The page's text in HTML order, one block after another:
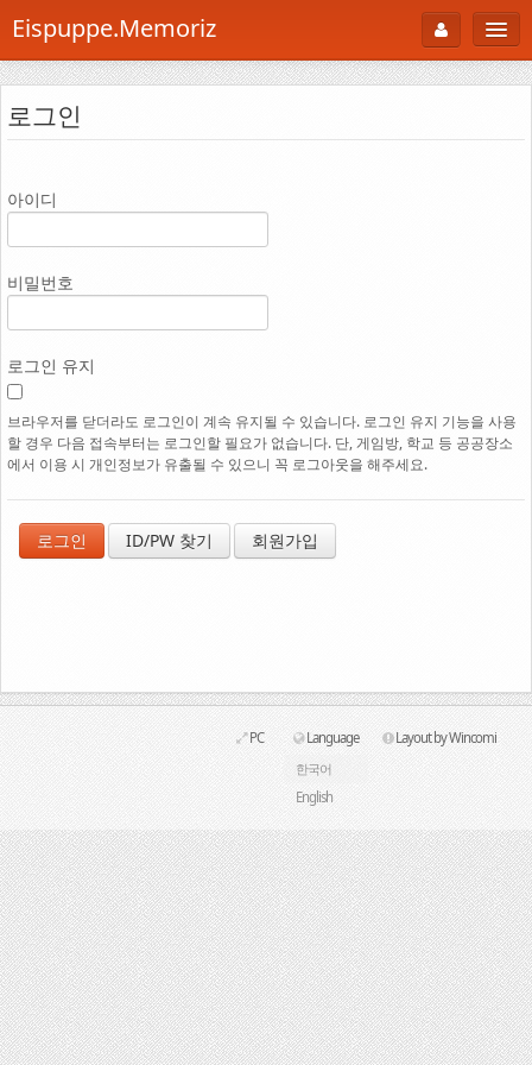
Eispuppe.Memoriz
About
AboutTori
Gallery
공부방
Link
로그인
아이디
비밀번호
로그인 유지
브라우저를 닫더라도 로그인이 계속 유지될 수 있습니다. 로그인 유지 기능을 사용
할 경우 다음 접속부터는 로그인할 필요가 없습니다. 단, 게임방, 학교 등 공공장소
에서 이용 시 개인정보가 유출될 수 있으니 꼭 로그아웃을 해주세요.
ID/PW 찾기 회원가입
PC
Language
한국어
English
Layout by Wincomi